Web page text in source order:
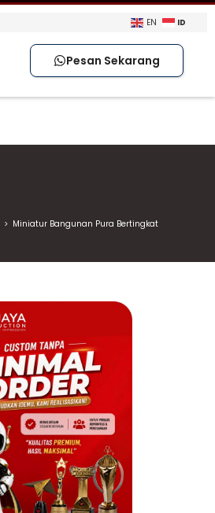
EN ID
Pesan Sekarang
> Miniatur Bangunan Pura Bertingkat